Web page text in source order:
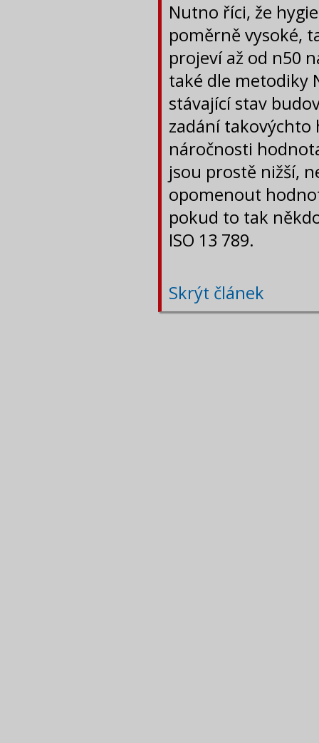
Nutno říci, že
poměrně vysoké,
projeví až od n50
také dle metodiky
stávající stav
zadání takovýchto
náročnosti
jsou prostě nižší,
opomenout
pokud to tak
ISO 13 789.
Skrýt článek